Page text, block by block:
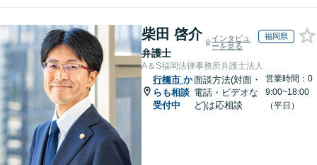
柴田 啓介
弁護士
インタビュ
ーを見る
福岡県
A＆S福岡法律事務所弁護士法人
行橋市 か
らも相談
受付中
面談方法(対面・
電話・ビデオな
ど)は応相談
営業時間：0
9:00~18:00
（平日）